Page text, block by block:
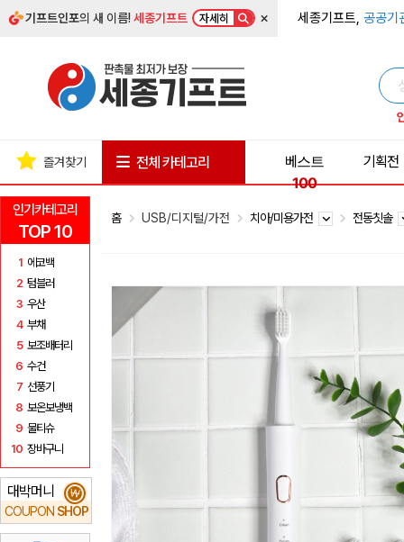
기프트인포의 새 이름!세종기프트 자세히 × 세종기프트, 공공기
인기카테고리
TOP 10
1 에코백
2 텀블러
3 우산
4 부채
5 보조배터리
6 수건
7 선풍기
8 보온보냉백
9 물티슈
10 장바구니
대박머니
COUPON SHOP
₩
즐겨찾기 전체 카테고리
베스트
100
기획전
홈 USB/디지털/가전 치아/미용가전 전동칫솔